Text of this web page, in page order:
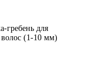
гребень для
волос (1-10 мм)